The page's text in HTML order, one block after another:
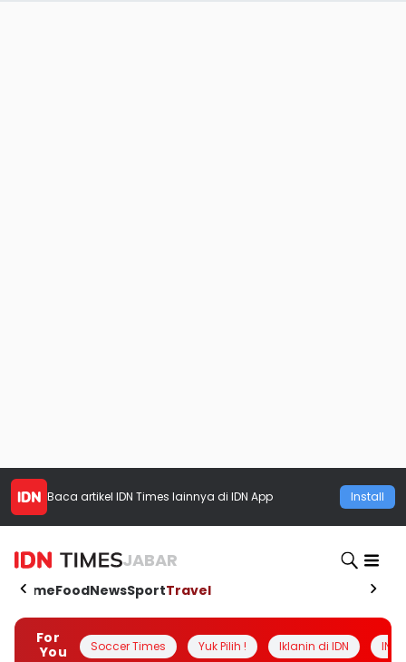
Baca artikel IDN Times lainnya di IDN App Install
JABAR
HomeFoodNewsSportTravel
For
You
Soccer Times Yuk Pilih ! Iklanin di IDN